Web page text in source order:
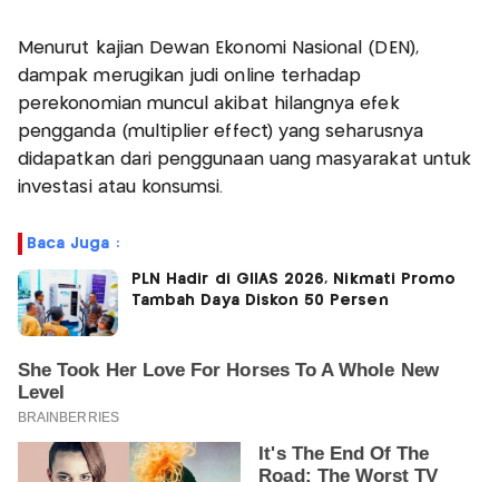
Menurut kajian Dewan Ekonomi Nasional (DEN),
dampak merugikan judi online terhadap
perekonomian muncul akibat hilangnya efek
pengganda (multiplier effect) yang seharusnya
didapatkan dari penggunaan uang masyarakat untuk
investasi atau konsumsi.
Baca Juga :
PLN Hadir di GIIAS 2026, Nikmati Promo
Tambah Daya Diskon 50 Persen